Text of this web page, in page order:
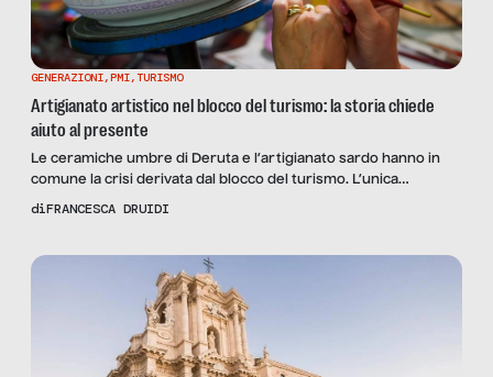
GENERAZIONI,PMI,TURISMO
Artigianato artistico nel blocco del turismo: la storia chiede
aiuto al presente
Le ceramiche umbre di Deruta e l’artigianato sardo hanno in
comune la crisi derivata dal blocco del turismo. L’unica
salvezza: fare rete.
diFRANCESCA DRUIDI